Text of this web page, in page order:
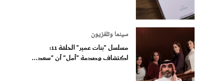
سينما وتلفزيون
مسلسل "بنات عمير" الحلقة 11:
اكتشاف وصدمة "أمل" أن "سعد...